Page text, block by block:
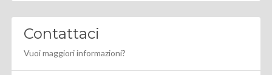
Contattaci
Vuoi maggiori informazioni?